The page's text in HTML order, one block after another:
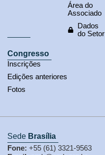
Área do
Associado
Dados
do Setor
Congresso
Inscrições
Edições anteriores
Fotos
Sede Brasília
Fone: +55 (61) 3321-9563